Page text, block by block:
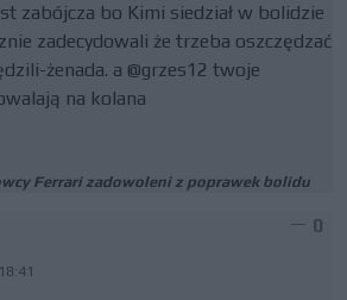
zabójcza bo Kimi siedział w bolidzie
zadecydowali że trzeba oszczędzać
żenada. a @grzes12 twoje
na kolana
Ferrari zadowoleni z poprawek bolidu
0